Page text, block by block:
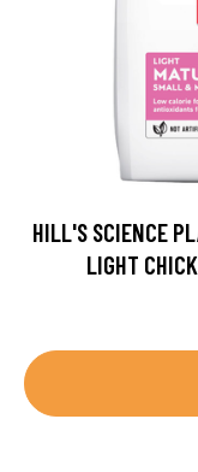
HILL'S SCIENCE
LIGHT